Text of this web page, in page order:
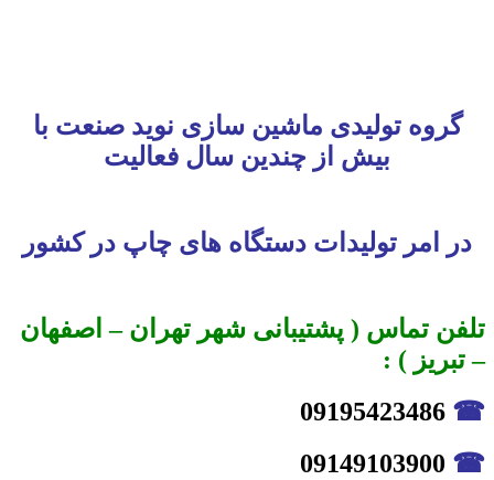
گروه تولیدی ماشین سازی نوید صنعت با
بیش از چندین سال فعالیت
در امر تولیدات دستگاه های چاپ در کشور
تلفن تماس ( پشتیبانی شهر تهران – اصفهان
– تبریز ) :
☎
☎